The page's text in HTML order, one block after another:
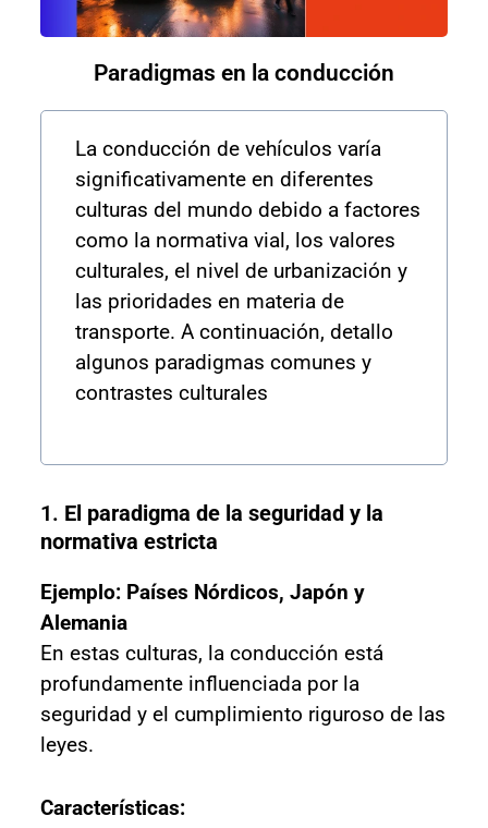
Paradigmas en la conducción
La conducción de vehículos varía
significativamente en diferentes
culturas del mundo debido a factores
como la normativa vial, los valores
culturales, el nivel de urbanización y
las prioridades en materia de
transporte. A continuación, detallo
algunos paradigmas comunes y
contrastes culturales
1. El paradigma de la seguridad y la
normativa estricta
Ejemplo: Países Nórdicos, Japón y
Alemania
En estas culturas, la conducción está
profundamente influenciada por la
seguridad y el cumplimiento riguroso de las
leyes.
Características: